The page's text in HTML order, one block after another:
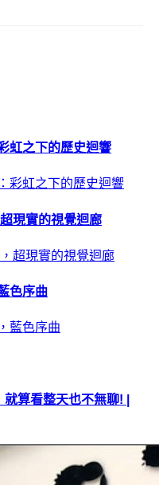
虹之下的歷史迴響
現實的視覺迴廊
色序曲
算看整天也不無聊! |